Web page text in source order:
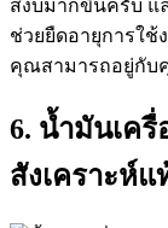
สงบมากขึ้นครับ แ
ช่วยยืดอายุการใช้
คุณสามารถอยู่กับ
6. น้ำมันเครื่
สังเคราะห์แ